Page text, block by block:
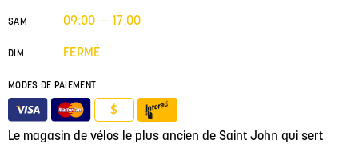
Le magasin de vélos le plus ancien de Saint John qui sert
SAM 09:00 — 17:00
DIM FERMÉ
MODES DE PAIEMENT
$